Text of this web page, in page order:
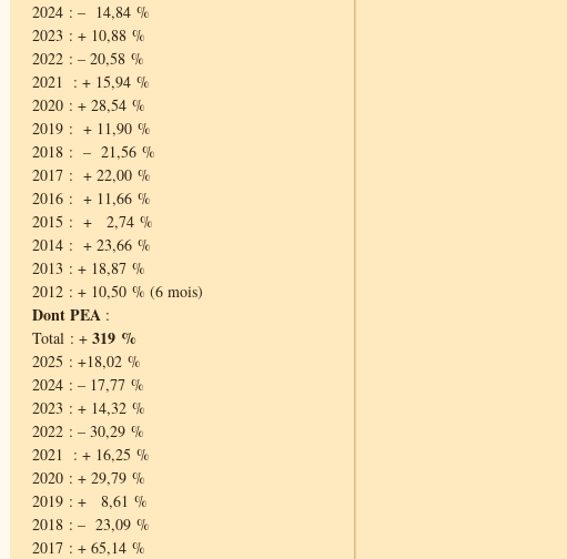
2024 : – 14,84 %
2023 : + 10,88 %
2022 : – 20,58 %
2021 : + 15,94 %
2020 : + 28,54 %
2019 : + 11,90 %
2018 : – 21,56 %
2017 : + 22,00 %
2016 : + 11,66 %
2015 : + 2,74 %
2014 : + 23,66 %
2013 : + 18,87 %
2012 : + 10,50 % (6 mois)
Dont PEA :
Total : + 319 %
2025 : +18,02 %
2024 : – 17,77 %
2023 : + 14,32 %
2022 : – 30,29 %
2021 : + 16,25 %
2020 : + 29,79 %
2019 : + 8,61 %
2018 : – 23,09 %
2017 : + 65,14 %